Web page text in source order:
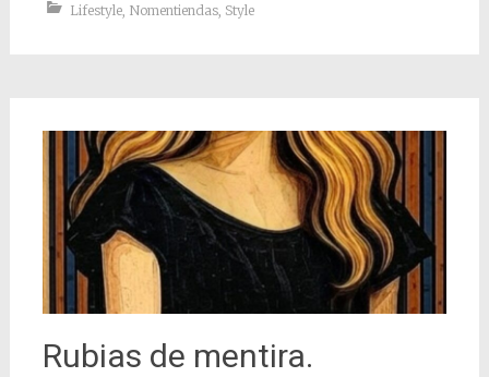
Lifestyle, Nomentiendas, Style
Rubias de mentira.